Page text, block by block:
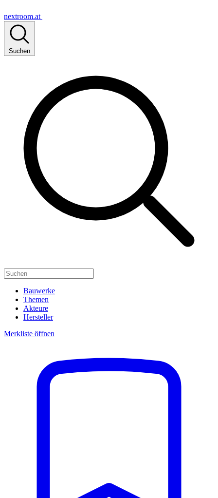
nextroom.at
Suchen
Bauwerke
Themen
Akteure
Hersteller
Merkliste öffnen